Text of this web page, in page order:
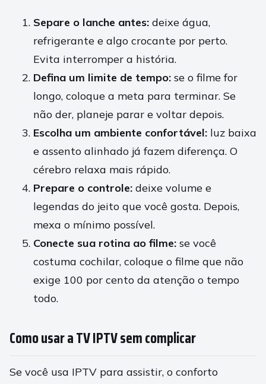
Separe o lanche antes: deixe água,
refrigerante e algo crocante por perto.
Evita interromper a história.
Defina um limite de tempo: se o filme for
longo, coloque a meta para terminar. Se
não der, planeje parar e voltar depois.
Escolha um ambiente confortável: luz baixa
e assento alinhado já fazem diferença. O
cérebro relaxa mais rápido.
Prepare o controle: deixe volume e
legendas do jeito que você gosta. Depois,
mexa o mínimo possível.
Conecte sua rotina ao filme: se você
costuma cochilar, coloque o filme que não
exige 100 por cento da atenção o tempo
todo.
Como usar a TV IPTV sem complicar
Se você usa IPTV para assistir, o conforto